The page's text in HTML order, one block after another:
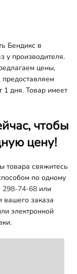
Бендикс в
у производителя.
цены,
1 дня. Товар имеет
чтобы
цену!
товара свяжитесь
по одному
298-74-68 или
вашего заказа
электронной